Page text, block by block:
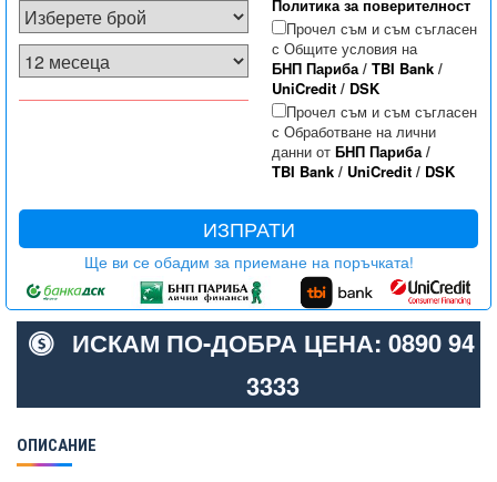
Политика за поверителност
Прочел съм и съм съгласен
с Общите условия на
БНП Париба/ TBI Bank/
UniCredit/ DSK
Прочел съм и съм съгласен
с Обработване на лични
данни от БНП Париба/
TBI Bank/ UniCredit/ DSK
ИЗПРАТИ
Ще ви се обадим за приемане на поръчката!
ИСКАМ ПО-ДОБРА ЦЕНА: 0890 94
3333
ОПИСАНИЕ